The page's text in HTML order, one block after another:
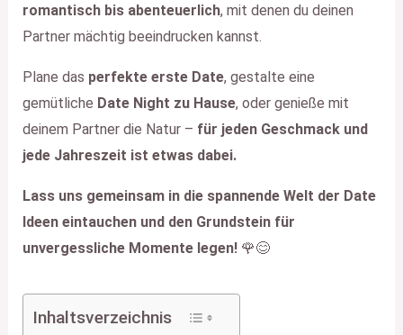
romantisch bis abenteuerlich, mit denen du deinen
Partner mächtig beeindrucken kannst.
Plane das perfekte erste Date, gestalte eine
gemütliche Date Night zu Hause, oder genieße mit
deinem Partner die Natur – für jeden Geschmack und
jede Jahreszeit ist etwas dabei.
Lass uns gemeinsam in die spannende Welt der Date
Ideen eintauchen und den Grundstein für
unvergessliche Momente legen!🌹😊
Inhaltsverzeichnis